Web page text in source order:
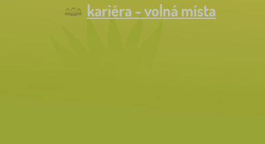
kariéra - volná místa